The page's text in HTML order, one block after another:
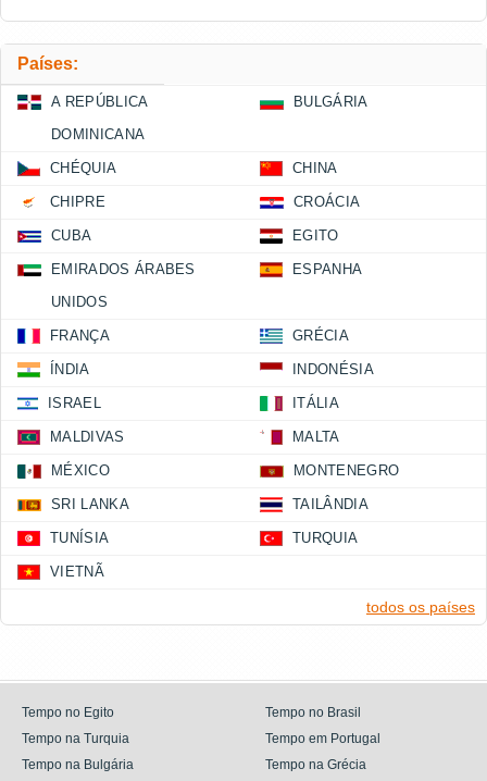
Países:
A REPÚBLICA
DOMINICANA
BULGÁRIA
CHÉQUIA CHINA
CHIPRE CROÁCIA
CUBA EGITO
EMIRADOS ÁRABES
UNIDOS
ESPANHA
FRANÇA GRÉCIA
ÍNDIA INDONÉSIA
ISRAEL ITÁLIA
MALDIVAS MALTA
MÉXICO MONTENEGRO
SRI LANKA TAILÂNDIA
TUNÍSIA TURQUIA
VIETNÃ
todos os países
Tempo no Egito
Tempo no Brasil
Tempo na Turquia
Tempo em Portugal
Tempo na Bulgária
Tempo na Grécia